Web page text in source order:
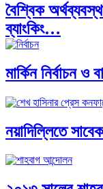
বৈশ্বিক
ব্যাংকিং…
অর্থ পাচারের
দক্ষিণ এশিয়ায়
মার্কিন নির্বাচন
নয়াদিল্লিতে